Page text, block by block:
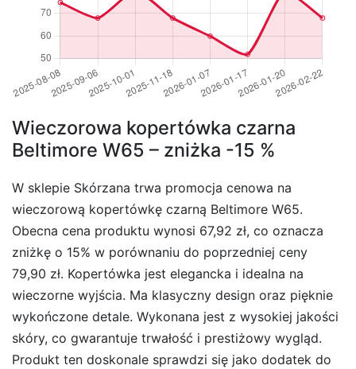
Wieczorowa kopertówka czarna
Beltimore W65 – zniżka -15 %
W sklepie Skórzana trwa promocja cenowa na
wieczorową kopertówkę czarną Beltimore W65.
Obecna cena produktu wynosi 67,92 zł, co oznacza
zniżkę o 15% w porównaniu do poprzedniej ceny
79,90 zł. Kopertówka jest elegancka i idealna na
wieczorne wyjścia. Ma klasyczny design oraz pięknie
wykończone detale. Wykonana jest z wysokiej jakości
skóry, co gwarantuje trwałość i prestiżowy wygląd.
Produkt ten doskonale sprawdzi się jako dodatek do